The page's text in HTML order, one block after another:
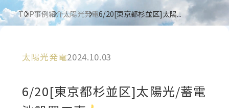
TOP事例紹介太陽光発電6/20[東京都杉並区]太陽...
太陽光発電2024.10.03
6/20[東京都杉並区]太陽光/蓄電